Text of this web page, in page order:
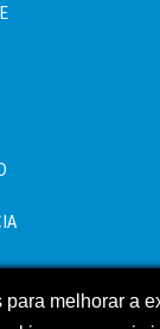
melhorar a